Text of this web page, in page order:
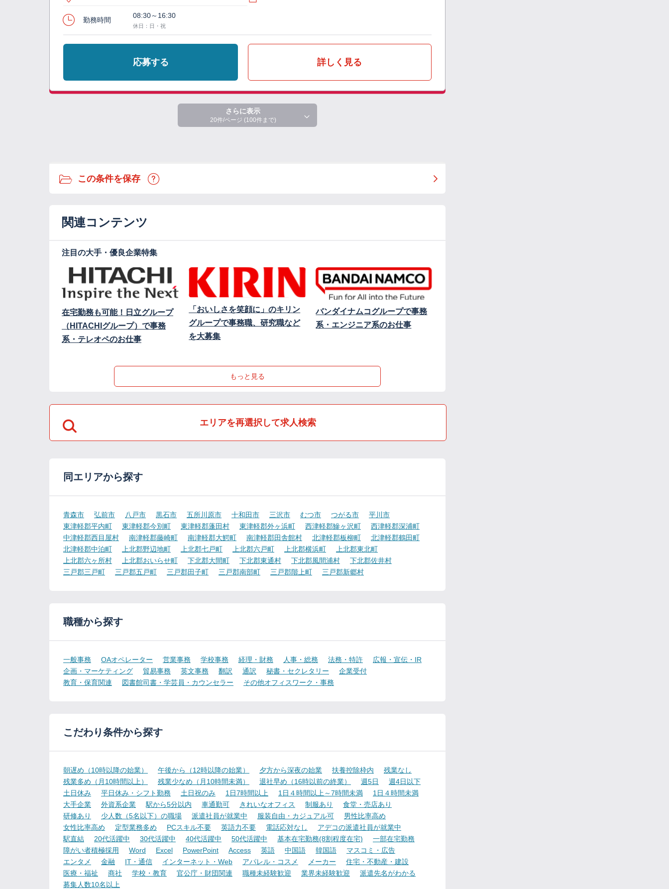
勤務時間
08:30～16:30
休日：日・祝
応募する 詳しく見る
さらに表示
20件/ページ (100件まで)
この条件を保存
関連コンテンツ
注目の大手・優良企業特集
在宅勤務も可能！日立グループ
（HITACHIグループ）で事務
系・テレオペのお仕事
「おいしさを笑顔に」のキリン
グループで事務職、研究職など
を大募集
バンダイナムコグループで事務
系・エンジニア系のお仕事
もっと見る
エリアを再選択して求人検索
同エリアから探す
青森市 弘前市 八戸市 黒石市 五所川原市 十和田市 三沢市 むつ市 つがる市
平川市
東津軽郡平内町
東津軽郡今別町 東津軽郡蓬田村 東津軽郡外ヶ浜町 西津軽郡鰺ヶ沢町
西津軽郡深浦町
中津軽郡西目屋村
南津軽郡藤崎町 南津軽郡大鰐町 南津軽郡田舎館村 北津軽郡板柳町
北津軽郡鶴田町
北津軽郡中泊町
上北郡野辺地町 上北郡七戸町 上北郡六戸町 上北郡横浜町
上北郡東北町
上北郡六ヶ所村
上北郡おいらせ町 下北郡大間町 下北郡東通村 下北郡風間浦村
下北郡佐井村
三戸郡三戸町
三戸郡五戸町 三戸郡田子町 三戸郡南部町 三戸郡階上町 三戸郡新郷村
職種から探す
一般事務 OAオペレーター 営業事務 学校事務 経理・財務 人事・総務 法務・特許
広報・宣伝・IR
企画・マーケティング
貿易事務 英文事務 翻訳 通訳 秘書・セクレタリー
企業受付
教育・保育関連
図書館司書・学芸員・カウンセラー その他オフィスワーク・事務
こだわり条件から探す
朝遅め（10時以降の始業） 午後から（12時以降の始業） 夕方から深夜の始業 扶養控除枠内
残業なし
残業多め（月10時間以上）
残業少なめ（月10時間未満） 退社早め（16時以前の終業） 週5日
週4日以下
土日休み
平日休み・シフト勤務 土日祝のみ 1日7時間以上 1日４時間以上～7時間未満
1日４時間未満
大手企業
外資系企業 駅から5分以内 車通勤可 きれいなオフィス 制服あり
食堂・売店あり
研修あり
少人数（5名以下）の職場 派遣社員が就業中 服装自由・カジュアル可
男性比率高め
女性比率高め
定型業務多め PCスキル不要 英語力不要 電話応対なし
アデコの派遣社員が就業中
駅直結
20代活躍中 30代活躍中 40代活躍中 50代活躍中 基本在宅勤務(8割程度在宅)
一部在宅勤務
障がい者積極採用
Word Excel PowerPoint Access 英語 中国語 韓国語
マスコミ・広告
エンタメ
金融 IT・通信 インターネット・Web アパレル・コスメ メーカー
住宅・不動産・建設
医療・福祉
商社 学校・教育 官公庁・財団関連 職種未経験歓迎 業界未経験歓迎
派遣先名がわかる
募集人数10名以上